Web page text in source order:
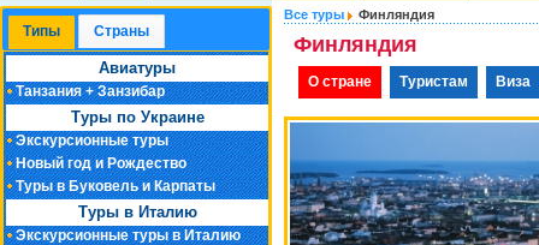
Типы Cтраны
Авиатуры
Танзания + Занзибар
Туры по Украине
Экскурсионные туры
Новый год и Рождество
Туры в Буковель и Карпаты
Туры в Италию
Экскурсионные туры в Италию
Все туры Финляндия
Финляндия
О стране Туристам Виза